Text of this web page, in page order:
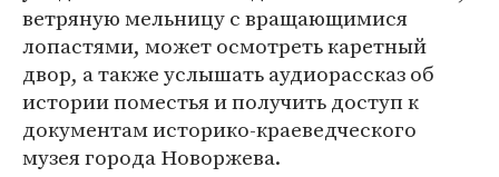
ветряную мельницу с вращающимися
лопастями, может осмотреть каретный
двор, а также услышать аудиорассказ об
истории поместья и получить доступ к
документам историко-краеведческого
музея города Новоржева.